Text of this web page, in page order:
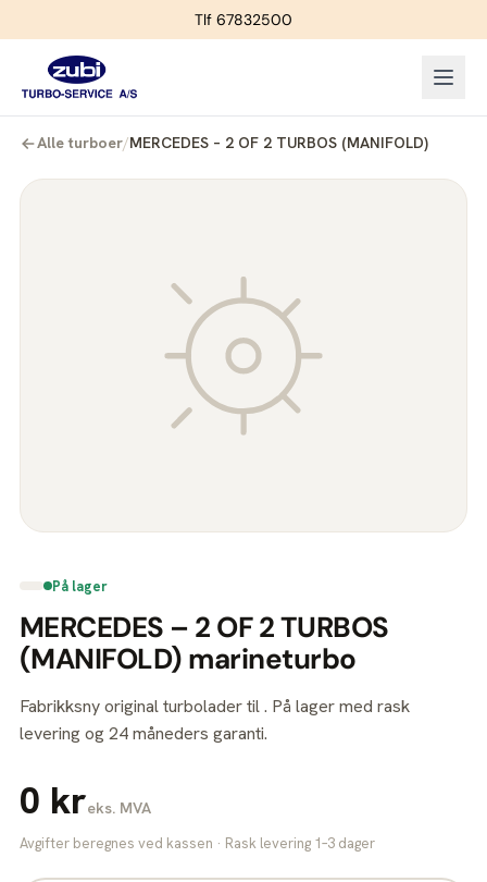
Tlf 67832500
Alle turboer/MERCEDES – 2 OF 2 TURBOS (MANIFOLD)
På lager
MERCEDES – 2 OF 2 TURBOS
(MANIFOLD) marineturbo
Fabrikksny original turbolader til . På lager med rask
levering og 24 måneders garanti.
0 kreks. MVA
Avgifter beregnes ved kassen · Rask levering 1–3 dager